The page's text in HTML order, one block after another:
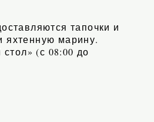
тапочки и
яхтенную марину.
(с 08:00 до